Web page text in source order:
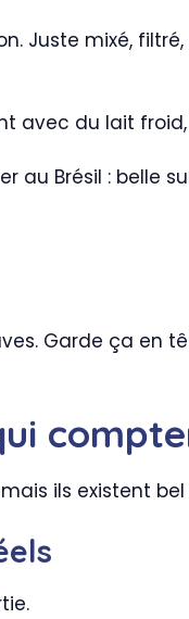
Juste mixé,
avec du lait
au Brésil : belle
Garde ça en
ils existent bel